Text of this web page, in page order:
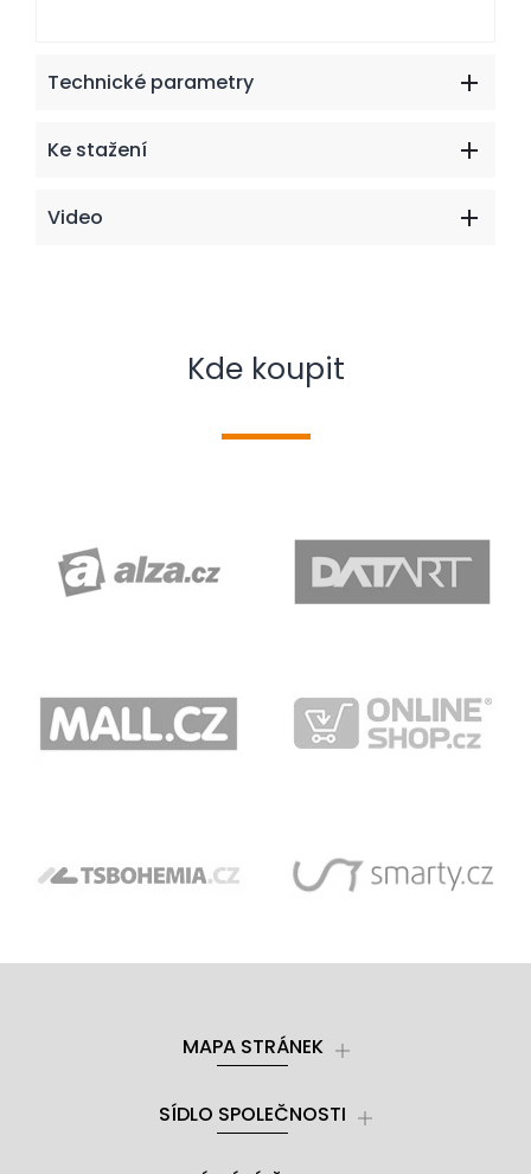
Technické parametry
Ke stažení
Video
Kde koupit
MAPA STRÁNEK
SÍDLO SPOLEČNOSTI